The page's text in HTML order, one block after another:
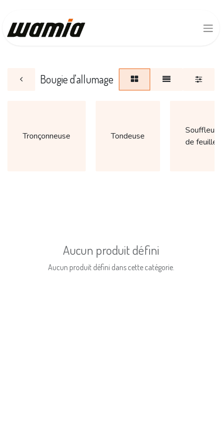
Bougie d'allumage
Tronçonneuse Tondeuse
Souffleur
de feuille
Aucun produit défini
Aucun produit défini dans cette catégorie.